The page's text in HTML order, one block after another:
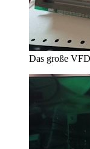
Das große